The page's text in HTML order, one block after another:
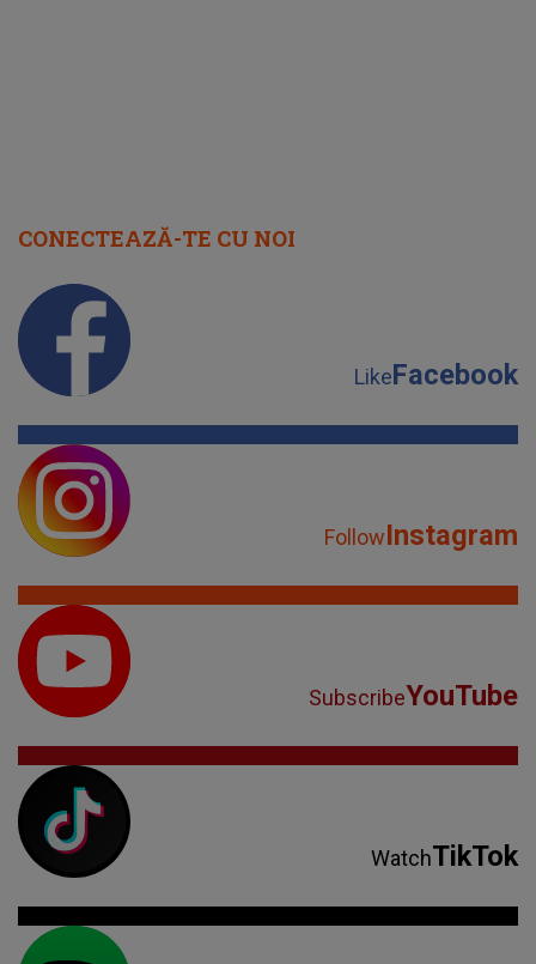
CONECTEAZĂ-TE CU NOI
LikeFacebook
FollowInstagram
SubscribeYouTube
WatchTikTok